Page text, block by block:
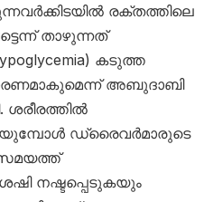
രക്തത്തിലെ
താഴുന്നത്
കടുത്ത
അബുദാബി
ശരീരത്തിൽ
ഡ്രൈവർമാരുടെ
നഷ്ടപ്പെടുകയും